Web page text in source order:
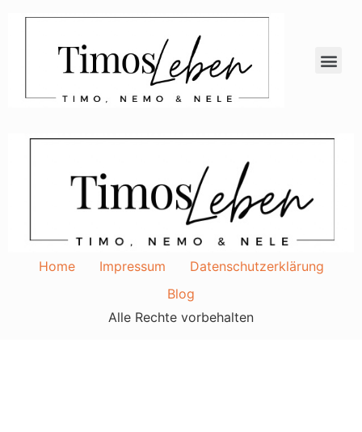
Home Impressum
Datenschutzerklärung
Blog
Alle Rechte vorbehalten